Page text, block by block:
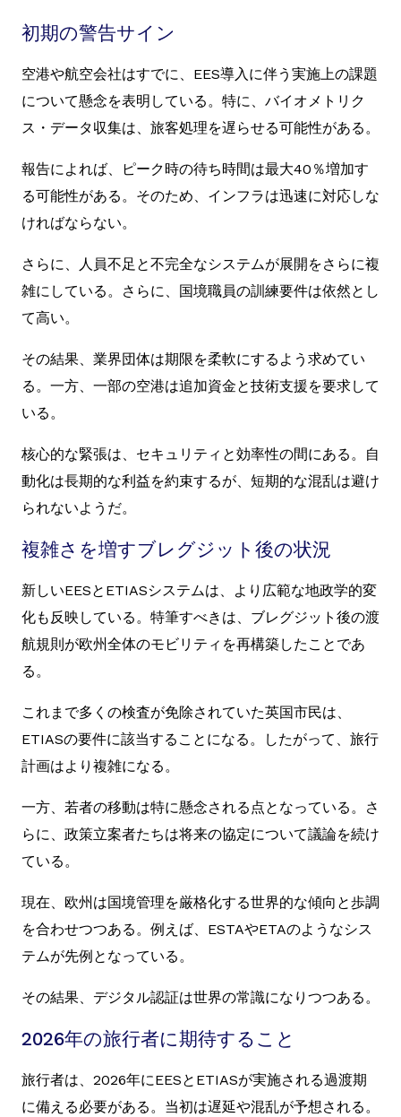
初期の警告サイン
空港や航空会社はすでに、EES導入に伴う実施上の課題
について懸念を表明している。特に、バイオメトリク
ス・データ収集は、旅客処理を遅らせる可能性がある。
報告によれば、ピーク時の待ち時間は最大40％増加す
る可能性がある。そのため、インフラは迅速に対応しな
ければならない。
さらに、人員不足と不完全なシステムが展開をさらに複
雑にしている。さらに、国境職員の訓練要件は依然とし
て高い。
その結果、業界団体は期限を柔軟にするよう求めてい
る。一方、一部の空港は追加資金と技術支援を要求して
いる。
核心的な緊張は、セキュリティと効率性の間にある。自
動化は長期的な利益を約束するが、短期的な混乱は避け
られないようだ。
複雑さを増すブレグジット後の状況
新しいEESとETIASシステムは、より広範な地政学的変
化も反映している。特筆すべきは、ブレグジット後の渡
航規則が欧州全体のモビリティを再構築したことであ
る。
これまで多くの検査が免除されていた英国市民は、
ETIASの要件に該当することになる。したがって、旅行
計画はより複雑になる。
一方、若者の移動は特に懸念される点となっている。さ
らに、政策立案者たちは将来の協定について議論を続け
ている。
現在、欧州は国境管理を厳格化する世界的な傾向と歩調
を合わせつつある。例えば、ESTAやETAのようなシス
テムが先例となっている。
その結果、デジタル認証は世界の常識になりつつある。
2026年の旅行者に期待すること
旅行者は、2026年にEESとETIASが実施される過渡期
に備える必要がある。当初は遅延や混乱が予想される。